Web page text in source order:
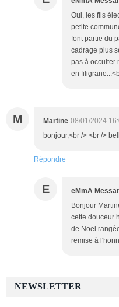
Oui, les fils
petite
font partie du
cadrage plus
pas à occulter
en
M Martine 08/01/2024
bonjour,<br /> <br />
Répondre
E eMmA
Bonjour
cette douceur
de Noël
remise à
NEWSLETTER